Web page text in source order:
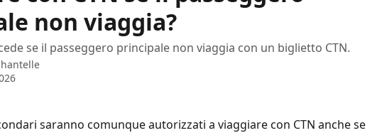
non viaggia?
se il passeggero principale non viaggia con un biglietto CTN.
saranno comunque autorizzati a viaggiare con CTN anche se